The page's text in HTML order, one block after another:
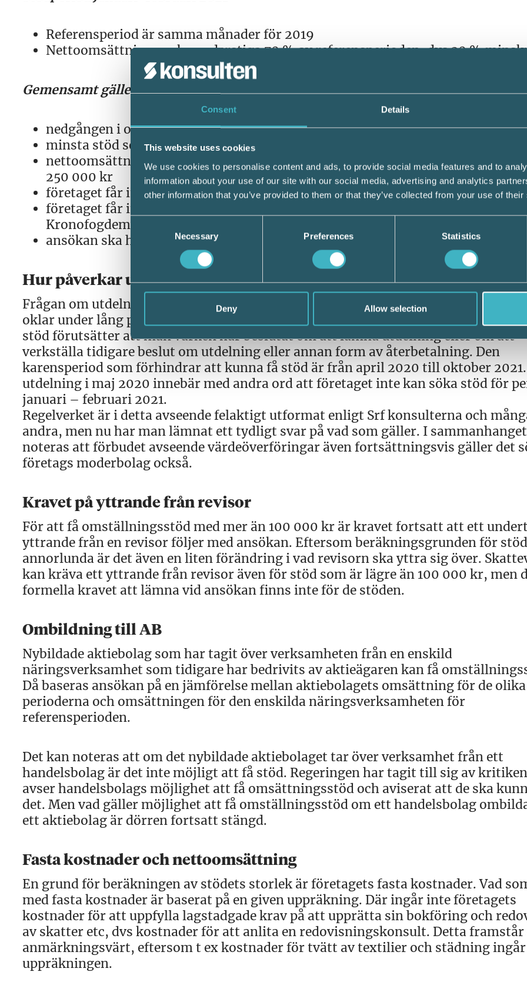
Consent Details
This website uses cookies
We use cookies to personalise content and ads, to provide social media features and to
information about your use of our site with our social media, advertising and analytics
other information that you’ve provided to them or that they’ve collected from your use of
Selection
Necessary Preferences Statistics
Deny Allow selection
Referensperiod är samma månader för 2019
Nettoomsättningen ska understiga 70 % av referensperioden, dvs 30 %
Gemensamt gäller bland annat att
nedgången i omsättning ska kunna hänföras till problem orsakade av corona
minsta stöd som kan sökas är 5 000 kr
nettoomsättningen i räkenskapsåret som avslutas före 1 maj 2020 ska vara
250 000 kr
företaget får inte ha erhållit annat stöd som avser samma fasta kostnader (se
företaget får inte vara på obestånd eller ha skatteskulder hos
Kronofogdemyndigheten när ansökan prövas
ansökan ska ha inkommit till Skatteverket via digitalt formulär senast 30 april
Hur påverkar utdelningar rätten till stöd?
Frågan om utdelning eller någon annan form av återbetalning till aktieägarna
oklar under lång period, men i förordningen som nu har beslutats framgår att
stöd förutsätter att man varken har beslutat om att lämna utdelning eller om att
verkställa tidigare beslut om utdelning eller annan form av återbetalning. Den
karensperiod som förhindrar att kunna få stöd är från april 2020 till oktober
utdelning i maj 2020 innebär med andra ord att företaget inte kan söka stöd för
januari – februari 2021.
Regelverket är i detta avseende felaktigt utformat enligt Srf konsulterna och
andra, men nu har man lämnat ett tydligt svar på vad som gäller. I
noteras att förbudet avseende värdeöverföringar även fortsättningsvis gäller det
företags moderbolag också.
Kravet på yttrande från revisor
För att få omställningsstöd med mer än 100 000 kr är kravet fortsatt att ett
yttrande från en revisor följer med ansökan. Eftersom beräkningsgrunden för
annorlunda är det även en liten förändring i vad revisorn ska yttra sig över.
kan kräva ett yttrande från revisor även för stöd som är lägre än 100 000 kr, men
formella kravet att lämna vid ansökan finns inte för de stöden.
Ombildning till AB
Nybildade aktiebolag som har tagit över verksamheten från en enskild
näringsverksamhet som tidigare har bedrivits av aktieägaren kan få
Då baseras ansökan på en jämförelse mellan aktiebolagets omsättning för de olika
perioderna och omsättningen för den enskilda näringsverksamheten för
referensperioden.
Det kan noteras att om det nybildade aktiebolaget tar över verksamhet från ett
handelsbolag är det inte möjligt att få stöd. Regeringen har tagit till sig av
avser handelsbolags möjlighet att få omsättningsstöd och aviserat att de ska
det. Men vad gäller möjlighet att få omställningsstöd om ett handelsbolag
ett aktiebolag är dörren fortsatt stängd.
Fasta kostnader och nettoomsättning
En grund för beräkningen av stödets storlek är företagets fasta kostnader. Vad
med fasta kostnader är baserat på en given uppräkning. Där ingår inte företagets
kostnader för att uppfylla lagstadgade krav på att upprätta sin bokföring och
av skatter etc, dvs kostnader för att anlita en redovisningskonsult. Detta framstår
anmärkningsvärt, eftersom t ex kostnader för tvätt av textilier och städning
uppräkningen.